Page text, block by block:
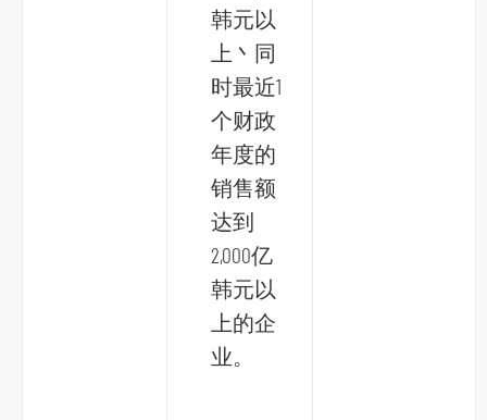
韩元以
上丶同
时最近1
个财政
年度的
销售额
达到
2,000亿
韩元以
上的企
业。